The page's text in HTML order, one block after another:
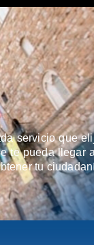
servicio que
te pueda llegar
tu